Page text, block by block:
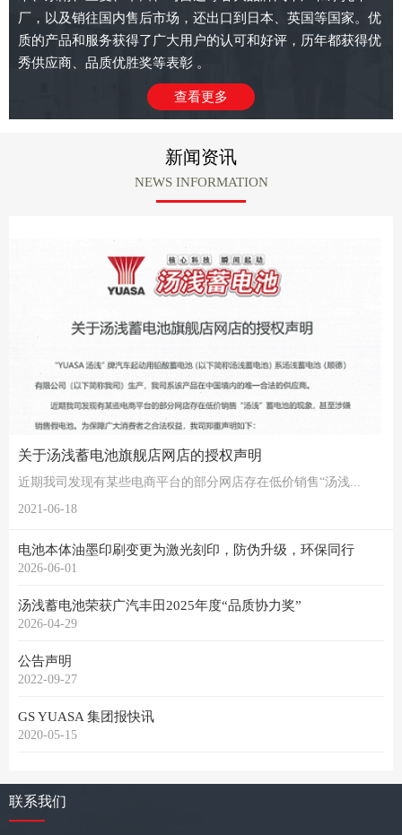
厂，以及销往国内售后市场，还出口到日本、英国等国家。优
质的产品和服务获得了广大用户的认可和好评，历年都获得优
秀供应商、品质优胜奖等表彰 。
查看更多
新闻资讯
NEWS INFORMATION
关于汤浅蓄电池旗舰店网店的授权声明
近期我司发现有某些电商平台的部分网店存在低价销售“汤浅...
2021-06-18
电池本体油墨印刷变更为激光刻印，防伪升级，环保同行
2026-06-01
汤浅蓄电池荣获广汽丰田2025年度“品质协力奖”
2026-04-29
公告声明
2022-09-27
GS YUASA 集团报快讯
2020-05-15
联系我们